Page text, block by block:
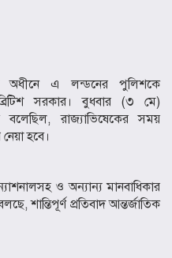
এ লন্ডনের পুলিশকে
সরকার। বুধবার (৩ মে)
বলেছিল, রাজ্যাভিষেকের সময়
হবে।
ও অন্যান্য মানবাধিকার
শান্তিপূর্ণ প্রতিবাদ আন্তর্জাতিক